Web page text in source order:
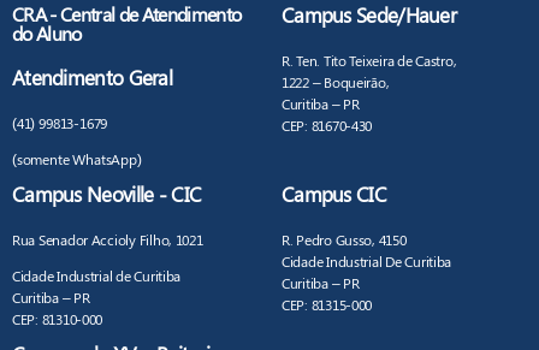
CRA - Central de Atendimento
do Aluno
Atendimento Geral
(41) 99813-1679
(somente WhatsApp)
Campus Sede/Hauer
R. Ten. Tito Teixeira de Castro,
1222 – Boqueirão,
Curitiba – PR
CEP: 81670-430
Campus Neoville - CIC
Rua Senador Accioly Filho, 1021
Cidade Industrial de Curitiba
Curitiba – PR
CEP: 81310-000
Campus CIC
R. Pedro Gusso, 4150
Cidade Industrial De Curitiba
Curitiba – PR
CEP: 81315-000